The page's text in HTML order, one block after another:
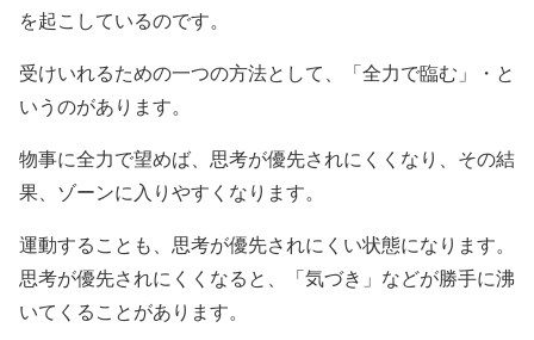
を起こしているのです。
受けいれるための一つの方法として、「全力で臨む」・と
いうのがあります。
物事に全力で望めば、思考が優先されにくくなり、その結
果、ゾーンに入りやすくなります。
運動することも、思考が優先されにくい状態になります。
思考が優先されにくくなると、「気づき」などが勝手に沸
いてくることがあります。